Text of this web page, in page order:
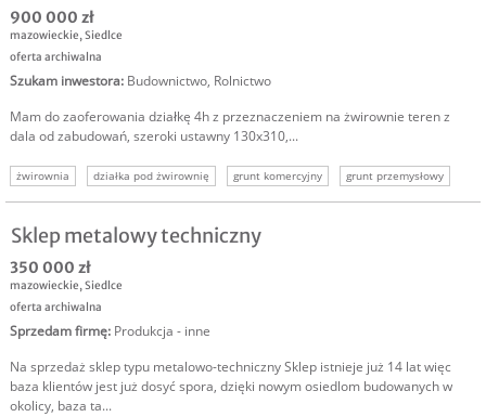
900 000 zł
mazowieckie,Siedlce
oferta archiwalna
Szukam inwestora: Budownictwo, Rolnictwo
Mam do zaoferowania działkę 4h z przeznaczeniem na żwirownie teren z
dala od zabudowań, szeroki ustawny 130x310,...
żwirownia działka pod żwirownię grunt komercyjny
grunt przemysłowy
działka przemysłowa
Sklep metalowy techniczny
350 000 zł
mazowieckie,Siedlce
oferta archiwalna
Sprzedam firmę: Produkcja - inne
Na sprzedaż sklep typu metalowo-techniczny Sklep istnieje już 14 lat więc
baza klientów jest już dosyć spora, dzięki nowym osiedlom budowanych w
okolicy, baza ta...